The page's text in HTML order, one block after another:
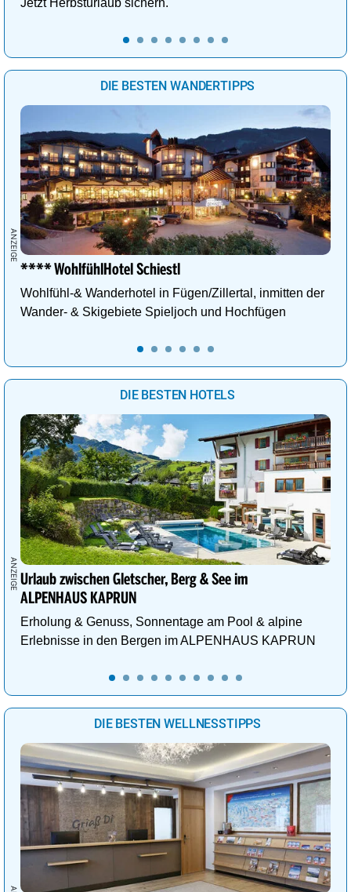
DIE BESTEN WANDERTIPPS
**** WohlfühlHotel Schiestl
Wohlfühl-& Wanderhotel in Fügen/Zillertal, inmitten der
Wander- & Skigebiete Spieljoch und Hochfügen
DIE BESTEN HOTELS
Urlaub zwischen Gletscher, Berg & See im
ALPENHAUS KAPRUN
Erholung & Genuss, Sonnentage am Pool & alpine
Erlebnisse in den Bergen im ALPENHAUS KAPRUN
DIE BESTEN WELLNESSTIPPS